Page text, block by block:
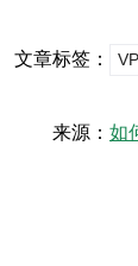
文章标签：
来源： 如